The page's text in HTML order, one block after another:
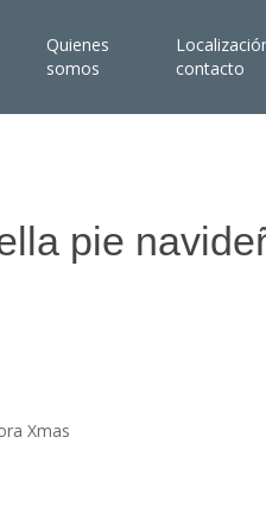
Quienes
somos
contacto
pie
Xmas